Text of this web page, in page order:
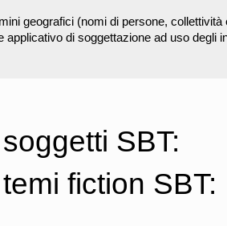
geografici (nomi di persone,
applicativo di soggettazione ad uso degli
SBT:
fiction SBT: